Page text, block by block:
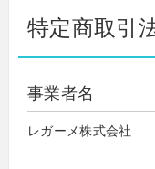
特定商取引
事業者名
レガーメ株式会社